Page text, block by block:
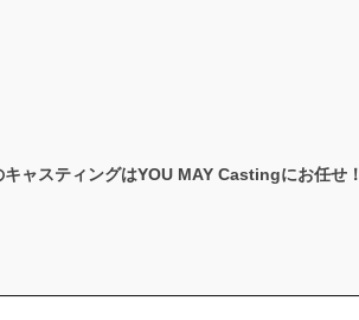
ャスティングはYOU MAY Castingにお任せ！